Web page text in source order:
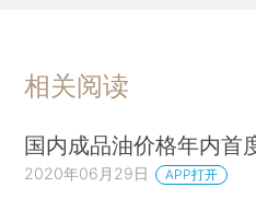
相关阅读
国内成品油价格年内首
2020年06月29日 APP打开